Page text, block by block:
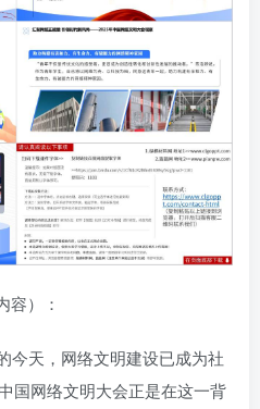
容）：
今天，网络文明建设已成为社
国网络文明大会正是在这一背